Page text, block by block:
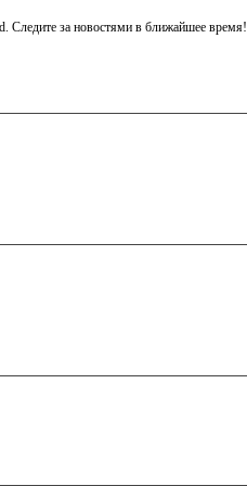
Следите за новостями в ближайшее время!